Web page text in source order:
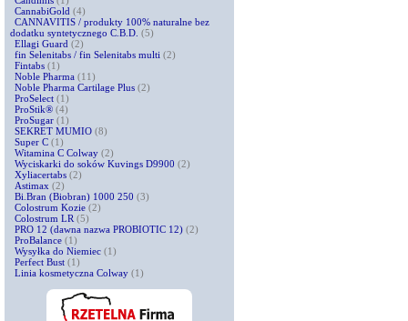
CannabiGold (4)
CANNAVITIS / produkty 100% naturalne bez
dodatku syntetycznego C.B.D. (5)
Ellagi Guard (2)
fin Selenitabs / fin Selenitabs multi (2)
Fintabs (1)
Noble Pharma (11)
Noble Pharma Cartilage Plus (2)
ProSelect (1)
ProStik® (4)
ProSugar (1)
SEKRET MUMIO (8)
Super C (1)
Witamina C Colway (2)
Wyciskarki do soków Kuvings D9900 (2)
Xyliacertabs (2)
Astimax (2)
Bi.Bran (Biobran) 1000 250 (3)
Colostrum Kozie (2)
Colostrum LR (5)
PRO 12 (dawna nazwa PROBIOTIC 12) (2)
ProBalance (1)
Wysyłka do Niemiec (1)
Perfect Bust (1)
Linia kosmetyczna Colway (1)